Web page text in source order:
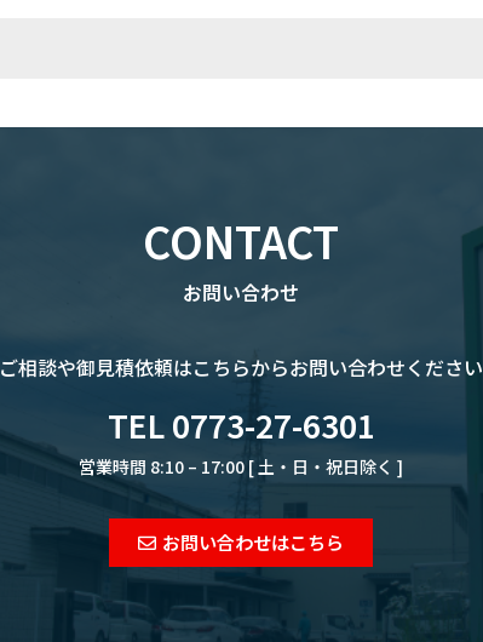
CONTACT
お問い合わせ
ご相談や御見積依頼はこちらからお問い合わせください
TEL 0773-27-6301
営業時間 8:10 – 17:00 [ 土・日・祝日除く ]
お問い合わせはこちら